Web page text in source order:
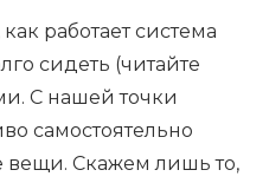
работает система
сидеть (читайте
С нашей точки
самостоятельно
вещи. Скажем лишь то,